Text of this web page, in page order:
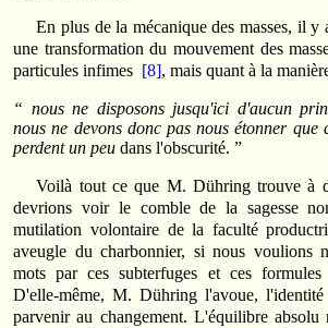
En plus de la mécanique des masses, il y
une transformation du mouvement des
particules infimes [8], mais quant à la
“ nous ne disposons jusqu'ici d'aucun
nous ne devons donc pas nous étonner que
perdent un peudans l'obscurité. ”
Voilà tout ce que M. Dühring trouve à
devrions voir le comble de la sagesse
mutilation volontaire de la faculté
aveugle du charbonnier, si nous voulions
mots par ces subterfuges et ces formules
D'elle-même, M. Dühring l'avoue, l'identité
parvenir au changement. L'équilibre absolu